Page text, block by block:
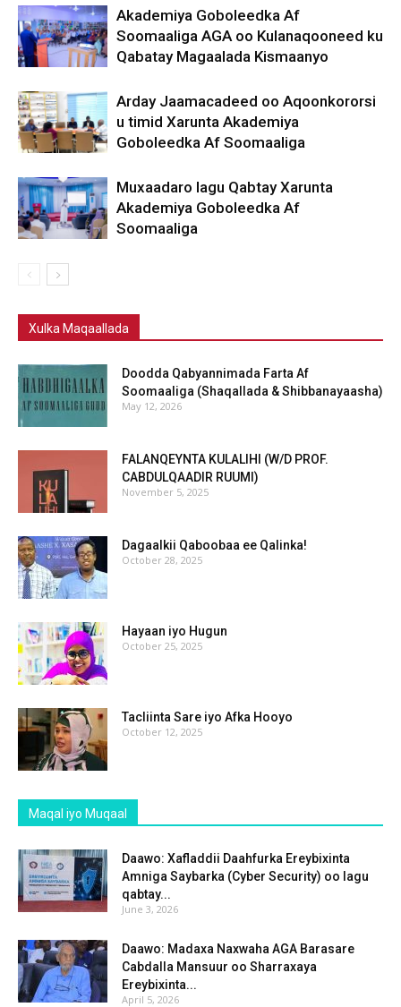
Akademiya Goboleedka Af
Soomaaliga AGA oo Kulanaqooneed ku
Qabatay Magaalada Kismaanyo
Arday Jaamacadeed oo Aqoonkororsi
u timid Xarunta Akademiya
Goboleedka Af Soomaaliga
Muxaadaro lagu Qabtay Xarunta
Akademiya Goboleedka Af
Soomaaliga
Xulka Maqaallada
Doodda Qabyannimada Farta Af
Soomaaliga (Shaqallada & Shibbanayaasha)
May 12, 2026
FALANQEYNTA KULALIHI (W/D PROF.
CABDULQAADIR RUUMI)
November 5, 2025
Dagaalkii Qaboobaa ee Qalinka!
October 28, 2025
Hayaan iyo Hugun
October 25, 2025
Tacliinta Sare iyo Afka Hooyo
October 12, 2025
Maqal iyo Muqaal
Daawo: Xafladdii Daahfurka Ereybixinta
Amniga Saybarka (Cyber Security) oo lagu
qabtay...
June 3, 2026
Daawo: Madaxa Naxwaha AGA Barasare
Cabdalla Mansuur oo Sharraxaya
Ereybixinta...
April 5, 2026